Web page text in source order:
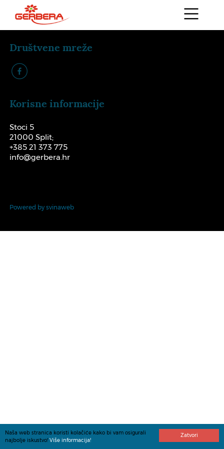
Zatvori
Naša web stranica koristi kolačiće kako bi vam osigurali
najbolje iskustvo! Više informacija!
Društvene mreže
k
Korisne informacije
Stoci 5
21000 Split;
+385 21 373 775
info@gerbera.hr
Powered by svinaweb